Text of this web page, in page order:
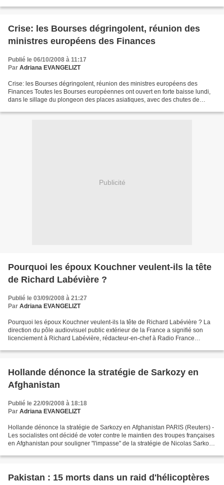
Crise: les Bourses dégringolent, réunion des
ministres européens des Finances
Publié le 06/10/2008 à 11:17
Par Adriana EVANGELIZT
Crise: les Bourses dégringolent, réunion des ministres européens des
Finances Toutes les Bourses européennes ont ouvert en forte baisse lundi,
dans le sillage du plongeon des places asiatiques, avec des chutes de
Publicité
Pourquoi les époux Kouchner veulent-ils la tête
de Richard Labévière ?
Publié le 03/09/2008 à 21:27
Par Adriana EVANGELIZT
Pourquoi les époux Kouchner veulent-ils la tête de Richard Labévière ? La
direction du pôle audiovisuel public extérieur de la France a signifié son
licenciement à Richard Labévière, rédacteur-en-chef à Radio France
Hollande dénonce la stratégie de Sarkozy en
Afghanistan
Publié le 22/09/2008 à 18:18
Par Adriana EVANGELIZT
Hollande dénonce la stratégie de Sarkozy en Afghanistan PARIS (Reuters) -
Les socialistes ont décidé de voter contre le maintien des troupes françaises
en Afghanistan pour souligner "l'impasse" de la stratégie de Nicolas Sarkozy
Pakistan : 15 morts dans un raid d'hélicoptères